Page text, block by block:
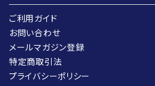
ご利用ガイド
お問い合わせ
メールマガジン登録
特定商取引法
プライバシーポリシー